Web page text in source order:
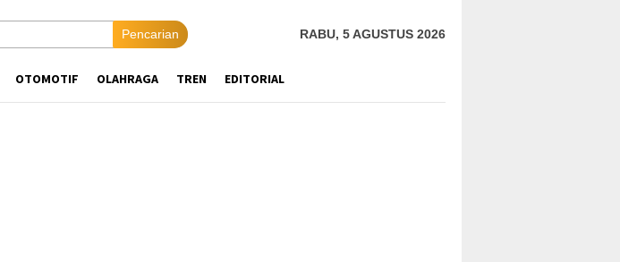
Pencarian RABU, 5 AGUSTUS 2026
OTOMOTIF OLAHRAGA TREN EDITORIAL